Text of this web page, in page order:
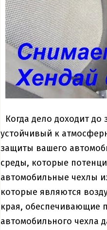
Когда дело доходит
устойчивый к
защиты вашего
среды, которые
автомобильные чехлы
которые являются
края, обеспечивающие
автомобильного чехла